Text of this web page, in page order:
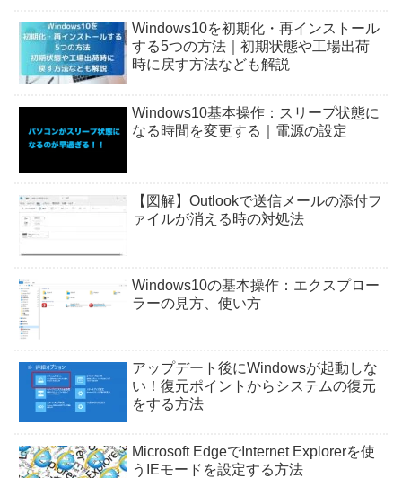
Windows10を初期化・再インストール
する5つの方法｜初期状態や工場出荷
時に戻す方法なども解説
Windows10基本操作：スリープ状態に
なる時間を変更する｜電源の設定
【図解】Outlookで送信メールの添付フ
ァイルが消える時の対処法
Windows10の基本操作：エクスプロー
ラーの見方、使い方
アップデート後にWindowsが起動しな
い！復元ポイントからシステムの復元
をする方法
Microsoft EdgeでInternet Explorerを使
うIEモードを設定する方法